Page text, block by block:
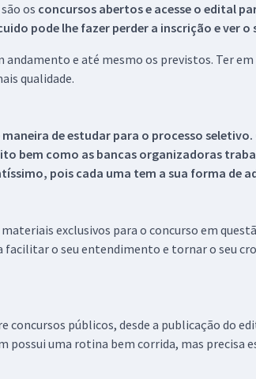
os concursos abertos e acesse o edital
pode lhe fazer perder a inscrição e ver
andamento e até mesmo os previstos. Ter
qualidade.
de estudar para o processo
bem como as bancas organizadoras
pois cada uma tem a sua forma de
exclusivos para o concurso em
facilitar o seu entendimento e tornar o seu
concursos públicos, desde a publicação do
possui uma rotina bem corrida, mas precisa